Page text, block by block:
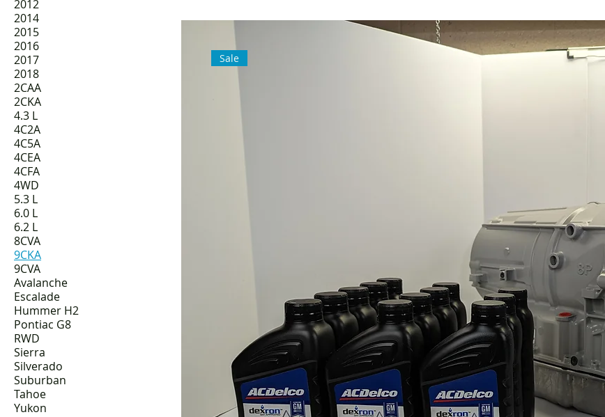
2012
2014
2015
2016
2017
2018
2CAA
2CKA
4.3 L
4C2A
4C5A
4CEA
4CFA
4WD
5.3 L
6.0 L
6.2 L
8CVA
9CKA
9CVA
Avalanche
Escalade
Hummer H2
Pontiac G8
RWD
Sierra
Silverado
Suburban
Tahoe
Yukon
Sale